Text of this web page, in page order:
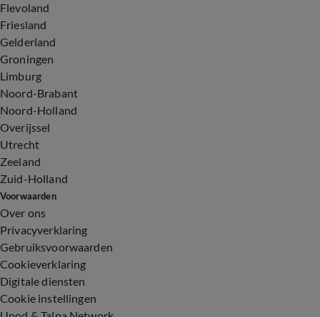
Flevoland
Friesland
Gelderland
Groningen
Limburg
Noord-Brabant
Noord-Holland
Overijssel
Utrecht
Zeeland
Zuid-Holland
Voorwaarden
Over ons
Privacyverklaring
Gebruiksvoorwaarden
Cookieverklaring
Digitale diensten
Cookie instellingen